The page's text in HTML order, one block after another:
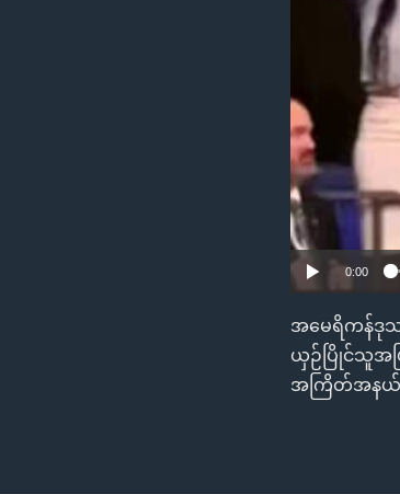
0:00
အမေရိကန်ဒုသ
ယှဉ်ပြိုင်သူအဖ
အကြိတ်အနယ်